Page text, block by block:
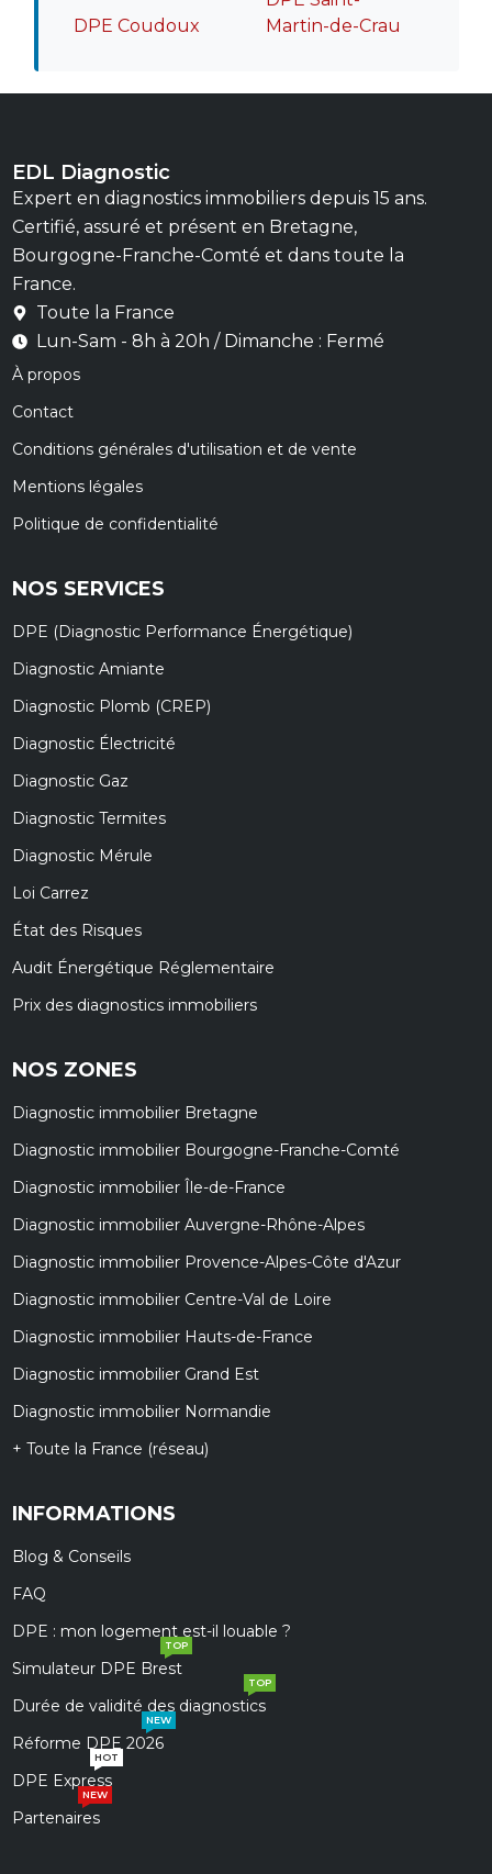
DPE Coudoux
Martin-de-Crau
EDL Diagnostic
Expert en diagnostics immobiliers depuis 15 ans.
Certifié, assuré et présent en Bretagne,
Bourgogne-Franche-Comté et dans toute la
France.
Toute la France
Lun-Sam - 8h à 20h / Dimanche : Fermé
À propos
Contact
Conditions générales d'utilisation et de vente
Mentions légales
Politique de confidentialité
NOS SERVICES
DPE (Diagnostic Performance Énergétique)
Diagnostic Amiante
Diagnostic Plomb (CREP)
Diagnostic Électricité
Diagnostic Gaz
Diagnostic Termites
Diagnostic Mérule
Loi Carrez
État des Risques
Audit Énergétique Réglementaire
Prix des diagnostics immobiliers
NOS ZONES
Diagnostic immobilier Bretagne
Diagnostic immobilier Bourgogne-Franche-Comté
Diagnostic immobilier Île-de-France
Diagnostic immobilier Auvergne-Rhône-Alpes
Diagnostic immobilier Provence-Alpes-Côte d'Azur
Diagnostic immobilier Centre-Val de Loire
Diagnostic immobilier Hauts-de-France
Diagnostic immobilier Grand Est
Diagnostic immobilier Normandie
+ Toute la France (réseau)
INFORMATIONS
Blog & Conseils
FAQ
DPE : mon logement est-il louable ?
Simulateur DPE Brest
TOP
Durée de validité des diagnostics
TOP
Réforme DPE 2026
NEW
DPE Express
HOT
Partenaires
NEW